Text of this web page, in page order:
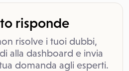
risponde
risolve i tuoi dubbi,
alla dashboard e invia
domanda agli esperti.